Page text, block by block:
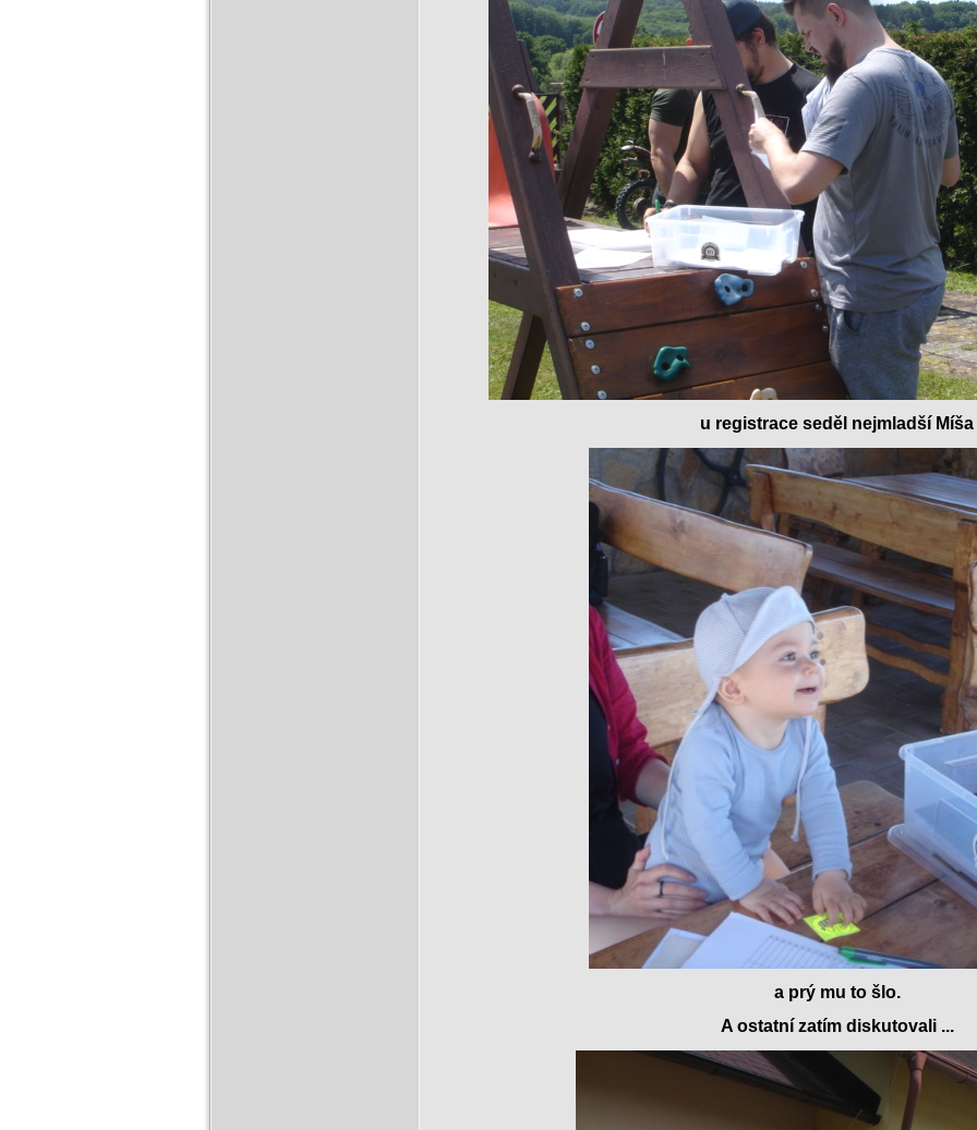
u registrace seděl nejmladší Míša
a prý mu to šlo.
A ostatní zatím diskutovali ...